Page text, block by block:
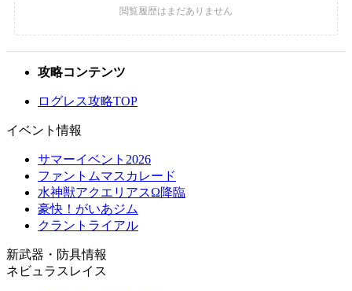
攻略コンテンツ
ログレス攻略TOP
イベント情報
サマーイベント2026
ファントムマスカレード
水神獣アクエリアスΩ降臨
豪快！がいあジム
クラントライアル
新武器・防具情報
ネビュラスレイス